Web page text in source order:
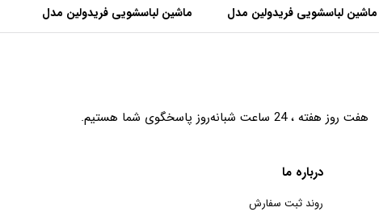
ماشین لباسشویی فریدولین مدل
SWT68 ظرفیت 6.8 کیلوگرم
ماشین لباسشویی فریدولین مدل
SWT150 ظرفیت 15 کیلوگرم
هفت روز هفته ، 24 ساعت شبانه‌روز پاسخگوی شما هستیم.
درباره ما
روند ثبت سفارش